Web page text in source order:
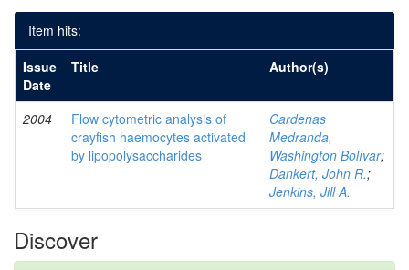
Item hits:
Issue
Date
Title Author(s)
2004
Flow cytometric analysis of
crayfish haemocytes activated
by lipopolysaccharides
Cardenas
Medranda,
Washington Bolívar;
Dankert, John R.;
Jenkins, Jill A.
Discover